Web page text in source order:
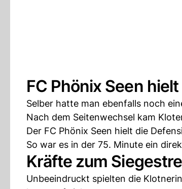
FC Phönix Seen
Selber hatte man ebenfalls noch
Nach dem Seitenwechsel kam
Der FC Phönix Seen hielt die
So war es in der 75. Minute ein
Kräfte zum
Unbeeindruckt spielten die